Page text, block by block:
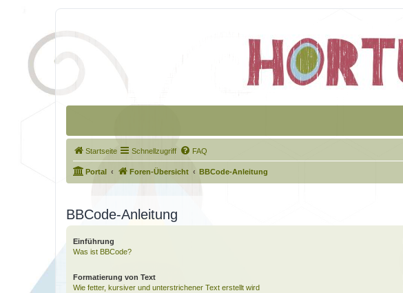
Startseite Schnellzugriff FAQ
Portal Foren-Übersicht BBCode-Anleitung
BBCode-Anleitung
Einführung
Was ist BBCode?
Formatierung von Text
Wie fetter, kursiver und unterstrichener Text erstellt wird